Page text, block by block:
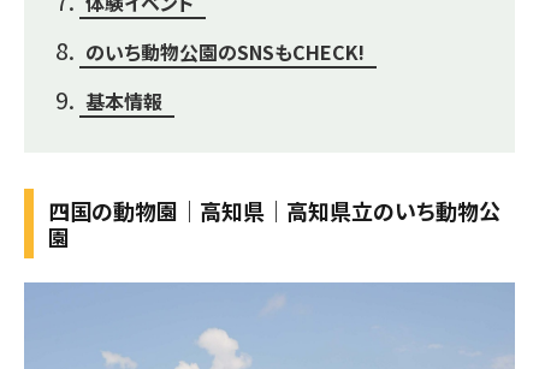
のいち動物公園のSNSもCHECK!
基本情報
四国の動物園｜高知県｜高知県立のいち動物公
園